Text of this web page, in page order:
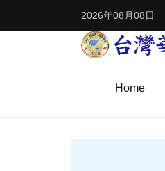
2026年08月08日
Home